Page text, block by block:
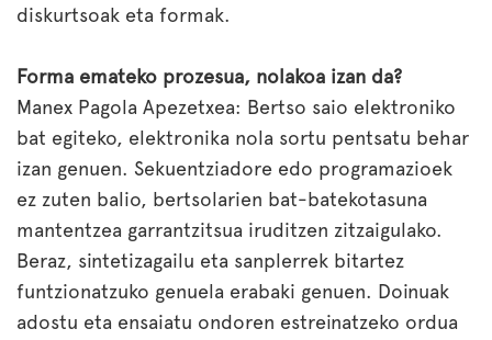
diskurtsoak eta formak.
Forma emateko prozesua, nolakoa izan da?
Manex Pagola Apezetxea: Bertso saio elektroniko
bat egiteko, elektronika nola sortu pentsatu behar
izan genuen. Sekuentziadore edo programazioek
ez zuten balio, bertsolarien bat-batekotasuna
mantentzea garrantzitsua iruditzen zitzaigulako.
Beraz, sintetizagailu eta sanplerrek bitartez
funtzionatzuko genuela erabaki genuen. Doinuak
adostu eta ensaiatu ondoren estreinatzeko ordua